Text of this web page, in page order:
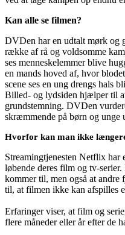
Kan alle se filmen?
DVDen har en udtalt mørk og
række af rå og voldsomme
ses menneskelemmer blive
en mands hoved af, hvor
scene ses en ung drengs hals
Billed- og lydsiden hjælper til
grundstemning. DVDen
skræmmende på børn og unge
Hvorfor kan man ikke
Streamingtjenesten Netflix
løbende deres film og tv-
kommer til, men også at andre
til, at filmen ikke kan afspilles
Erfaringer viser, at film og
flere måneder eller år efter de